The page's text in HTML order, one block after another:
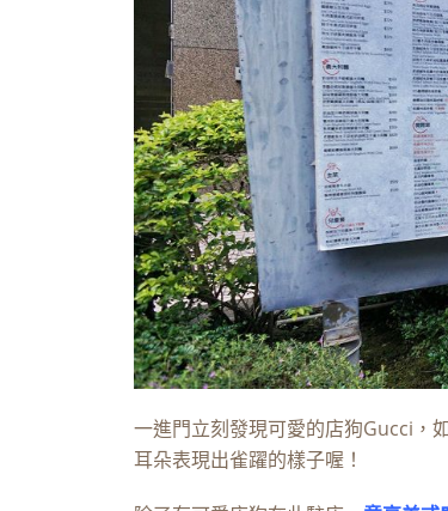
一進門立刻發現可愛的店狗Gucci，
耳朵表現出雀躍的樣子喔！